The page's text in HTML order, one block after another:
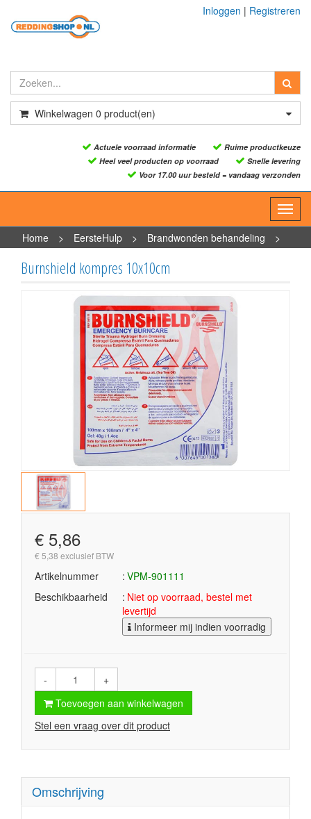
Inloggen | Registreren
Winkelwagen 0 product(en)
Actuele voorraad informatie
Ruime productkeuze
Heel veel producten op voorraad
Snelle levering
Voor 17.00 uur besteld = vandaag verzonden
Home
> EersteHulp > Brandwonden behandeling
>
Burnshield kompres 10x10cm
Burnshield kompres 10x10cm
€ 5,86
€ 5,38 exclusief BTW
Artikelnummer
VPM-901111
Beschikbaarheid
Niet op voorraad, bestel met
levertijd
Informeer mij indien voorradig
-
+
Toevoegen aan winkelwagen
Stel een vraag over dit product
Omschrijving